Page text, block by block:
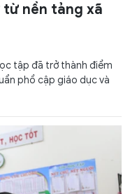
nền tảng xã
tập đã trở thành điểm
phổ cập giáo dục và